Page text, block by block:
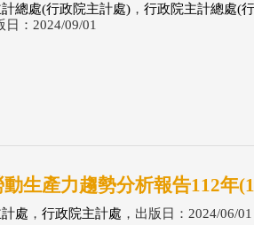
總處(行政院主計處)， 行政院主計總處(
日：2024/09/01
生產力趨勢分析報告112年
處 ， 行政院主計處 ，出版日：2024/06/01